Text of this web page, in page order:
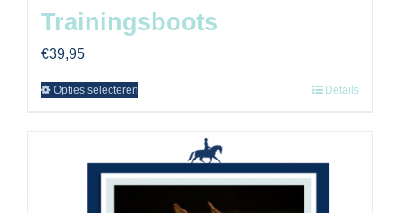
Trainingsboots
€39,95
Opties selecteren Details